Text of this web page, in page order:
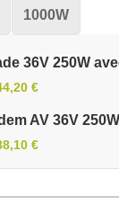
1000W
36V 250W
€
AV 36V
€